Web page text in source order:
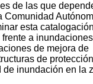
de las que
esta
a inundaciones
de mejora de
de
inundación en la